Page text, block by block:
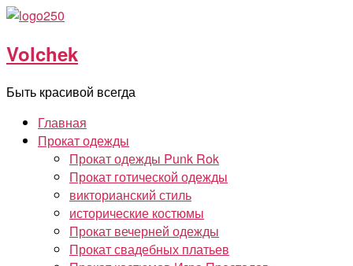
Перейти
содержимому
Volchek
Быть красивой всегда
Главная
Прокат одежды
Прокат одежды Punk Rok
Прокат готической одежды
викторианский стиль
исторические костюмы
Прокат вечерней одежды
Прокат свадебных платьев